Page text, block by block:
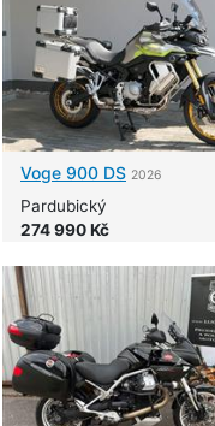
Voge 900 DS 2026
Pardubický
274 990 Kč